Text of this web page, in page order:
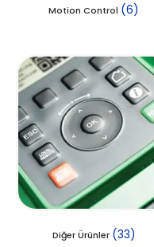
Motion Control (6)
Diğer Ürünler (33)